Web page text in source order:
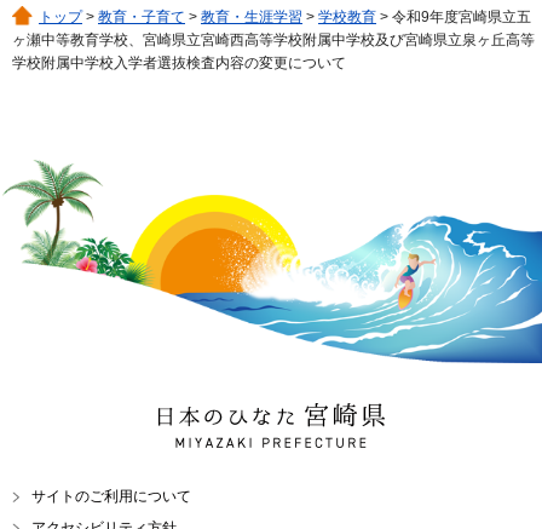
トップ> 教育・子育て > 教育・生涯学習 > 学校教育 > 令和9年度宮崎県立五
ヶ瀬中等教育学校、宮崎県立宮崎西高等学校附属中学校及び宮崎県立泉ヶ丘高等
学校附属中学校入学者選抜検査内容の変更について
日本のひなた 宮崎県
MIYAZAKI PREFECTURE
サイトのご利用について